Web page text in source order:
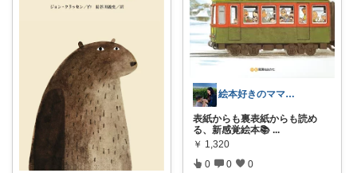
絵本好きのママ先生 時々ねこ🐈‍⬛
表紙からも裏表紙からも読め
る、新感覚絵本📚 ...
￥ 1,320
0 0 0